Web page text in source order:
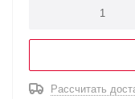
Рассчитать